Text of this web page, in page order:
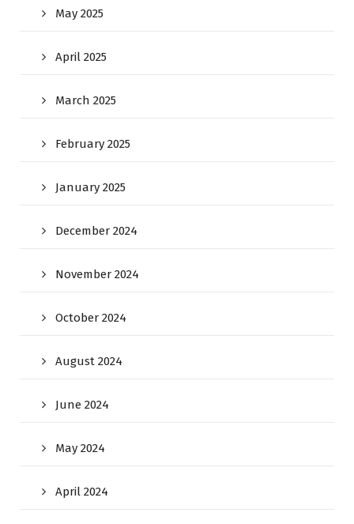
May 2025
April 2025
March 2025
February 2025
January 2025
December 2024
November 2024
October 2024
August 2024
June 2024
May 2024
April 2024